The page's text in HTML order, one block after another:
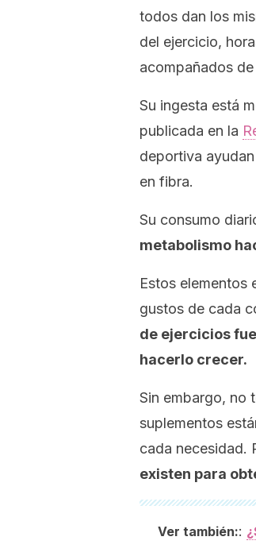
todos dan los
del ejercicio,
acompañados
Su ingesta está
publicada en la
deportiva
en fibra.
Su consumo
metabolismo
Estos elementos
gustos de cada
de ejercicios
hacerlo crecer.
Sin embargo, no
suplementos
cada necesidad.
existen para
Ver también::